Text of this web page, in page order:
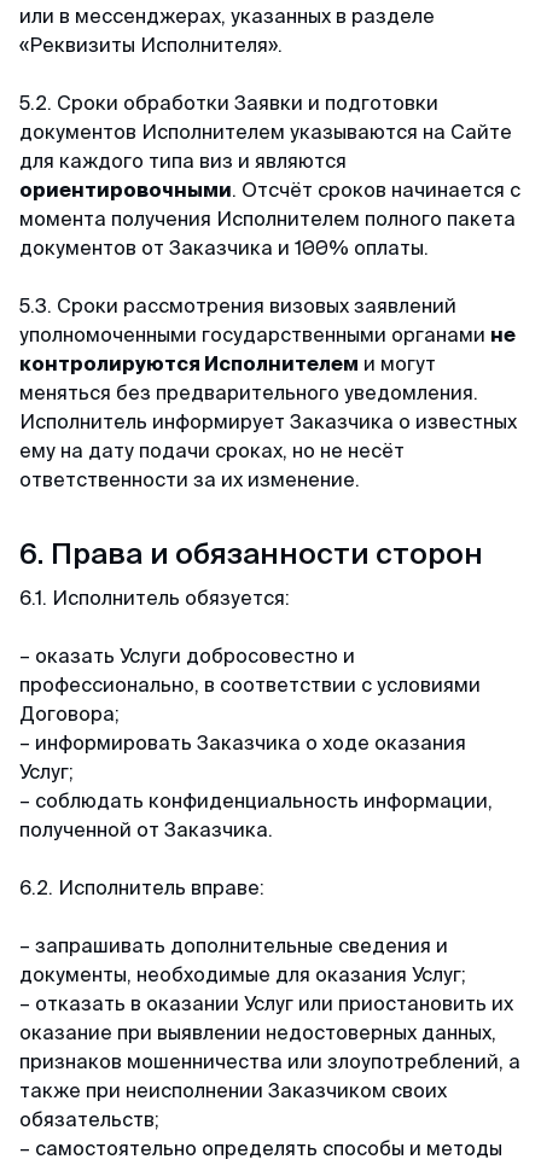
или в мессенджерах, указанных в разделе
«Реквизиты Исполнителя».
5.2. Сроки обработки Заявки и подготовки
документов Исполнителем указываются на Сайте
для каждого типа виз и являются
ориентировочными. Отсчёт сроков начинается с
момента получения Исполнителем полного пакета
документов от Заказчика и 100% оплаты.
5.3. Сроки рассмотрения визовых заявлений
уполномоченными государственными органами не
контролируются Исполнителем и могут
меняться без предварительного уведомления.
Исполнитель информирует Заказчика о известных
ему на дату подачи сроках, но не несёт
ответственности за их изменение.
6. Права и обязанности сторон
6.1. Исполнитель обязуется:
– оказать Услуги добросовестно и
профессионально, в соответствии с условиями
Договора;
– информировать Заказчика о ходе оказания
Услуг;
– соблюдать конфиденциальность информации,
полученной от Заказчика.
6.2. Исполнитель вправе:
– запрашивать дополнительные сведения и
документы, необходимые для оказания Услуг;
– отказать в оказании Услуг или приостановить их
оказание при выявлении недостоверных данных,
признаков мошенничества или злоупотреблений, а
также при неисполнении Заказчиком своих
обязательств;
– самостоятельно определять способы и методы